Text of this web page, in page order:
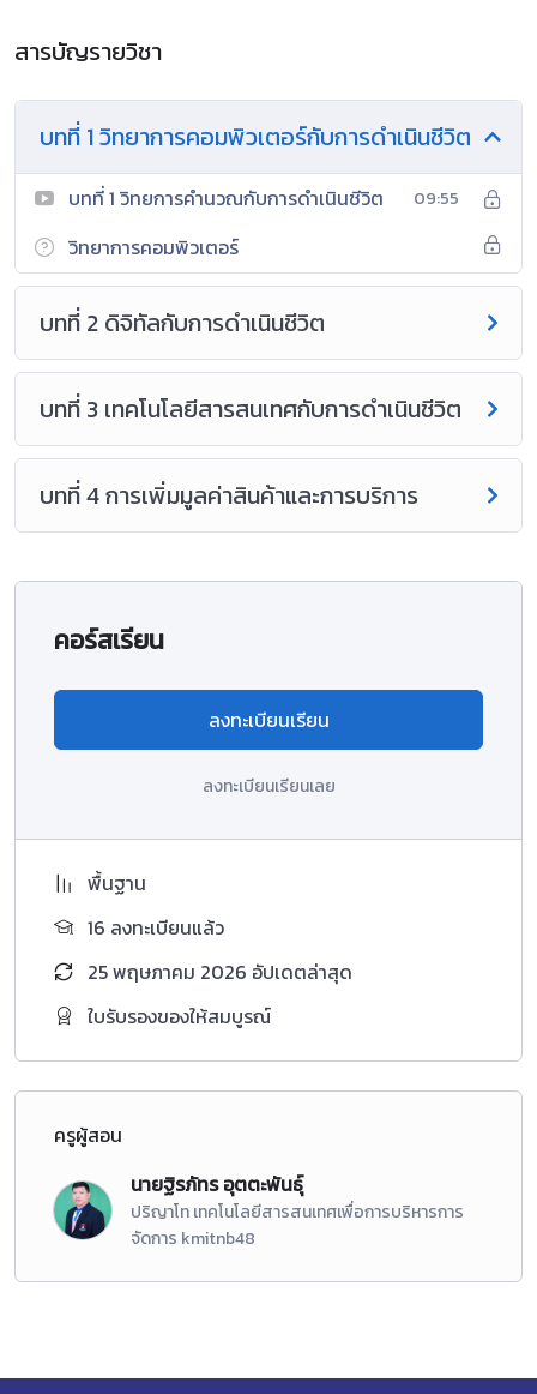
สารบัญรายวิชา
บทที่ 1 วิทยาการคอมพิวเตอร์กับการดำเนินชีวิต
บทที่ 1 วิทยการคำนวณกับการดำเนินชีวิต 09:55
วิทยาการคอมพิวเตอร์
บทที่ 2 ดิจิทัลกับการดำเนินชีวิต
บทที่ 3 เทคโนโลยีสารสนเทศกับการดำเนินชีวิต
บทที่ 4 การเพิ่มมูลค่าสินค้าและการบริการ
คอร์สเรียน
ลงทะเบียนเรียน
ลงทะเบียนเรียนเลย
พื้นฐาน
16 ลงทะเบียนแล้ว
25 พฤษภาคม 2026 อัปเดตล่าสุด
ใบรับรองของให้สมบูรณ์
ครูผู้สอน
นายฐิรภัทร อุตตะพันธุ์
ปริญาโท เทคโนโลยีสารสนเทศเพื่อการบริหารการ
จัดการ kmitnb48